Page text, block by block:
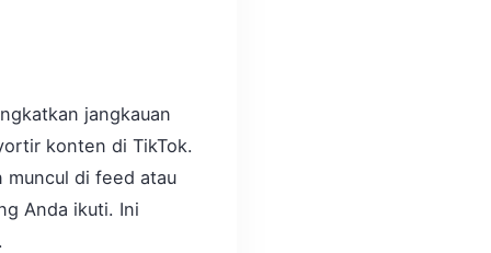
jangkauan
konten di TikTok.
muncul di feed atau
Anda ikuti. Ini